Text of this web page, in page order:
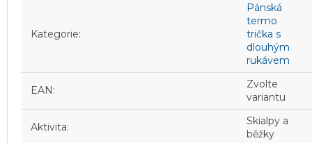
Kategorie:
Pánská
termo
trička s
dlouhým
rukávem
EAN:
Zvolte
variantu
Aktivita:
Skialpy a
běžky